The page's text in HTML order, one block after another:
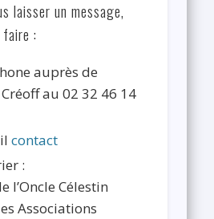
laisser un message,
:
auprès de
au 02 32 46 14
contact
:
l’Oncle Célestin
Associations